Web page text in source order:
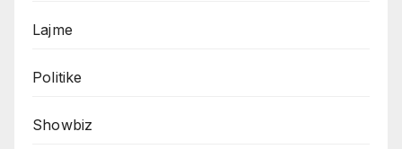
Lajme
Politike
Showbiz